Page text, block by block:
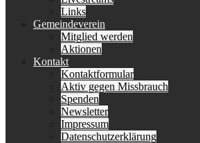
Links
Gemeindeverein
Mitglied werden
Aktionen
Kontakt
Kontaktformular
Aktiv gegen Missbrauch
Spenden
Newsletter
Impressum
Datenschutzerklärung